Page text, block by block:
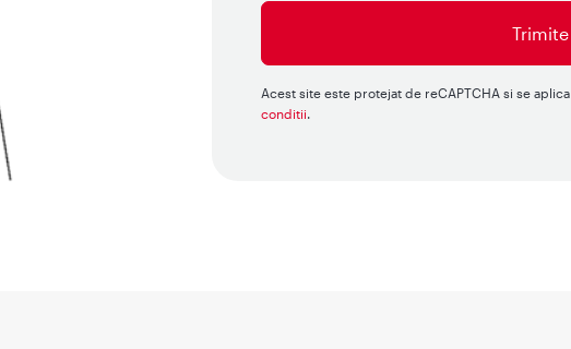
Acest site este protejat de reCAPTCHA si se aplica
conditii.